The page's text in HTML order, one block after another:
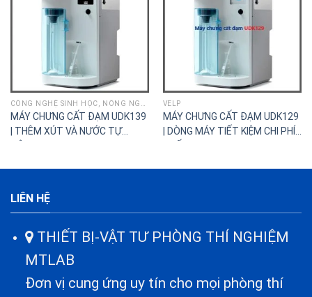
CÔNG NGHỆ SINH HỌC, NÔNG NGHIỆP
MÁY CHƯNG CẤT ĐẠM UDK139
| THÊM XÚT VÀ NƯỚC TỰ
VELP
MÁY CHƯNG CẤT ĐẠM UDK129
| DÒNG MÁY TIẾT KIỆM CHI PHÍ
LIÊN HỆ
THIẾT BỊ-VẬT TƯ PHÒNG THÍ NGHIỆM
MTLAB
Đơn vị cung ứng uy tín cho mọi phòng thí